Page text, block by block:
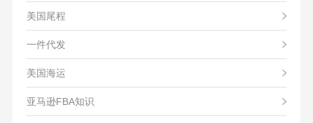
美国尾程
一件代发
美国海运
亚马逊FBA知识